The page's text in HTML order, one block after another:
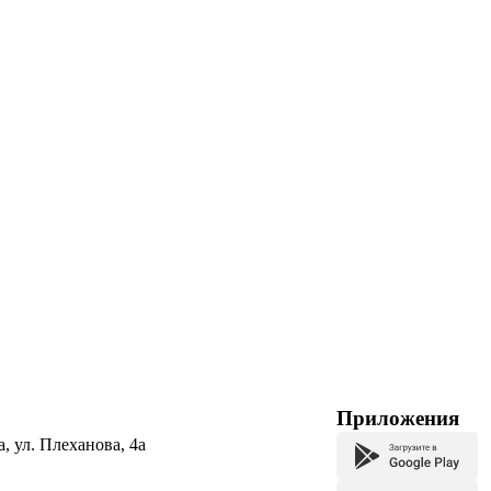
ул. Плеханова, 4а
Приложения